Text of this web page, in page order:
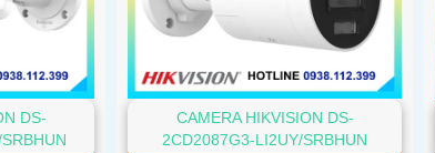
DS-
CAMERA HIKVISION DS-
2CD2087G3-LI2UY/SRBHUN